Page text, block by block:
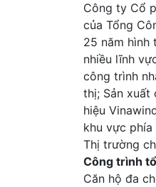
Công ty Cổ
của Tổng
25 năm hình
nhiều lĩnh
công trình
thị; Sản xuất
hiệu
khu vực phía
Thị trường
Công trình
Căn hộ đa